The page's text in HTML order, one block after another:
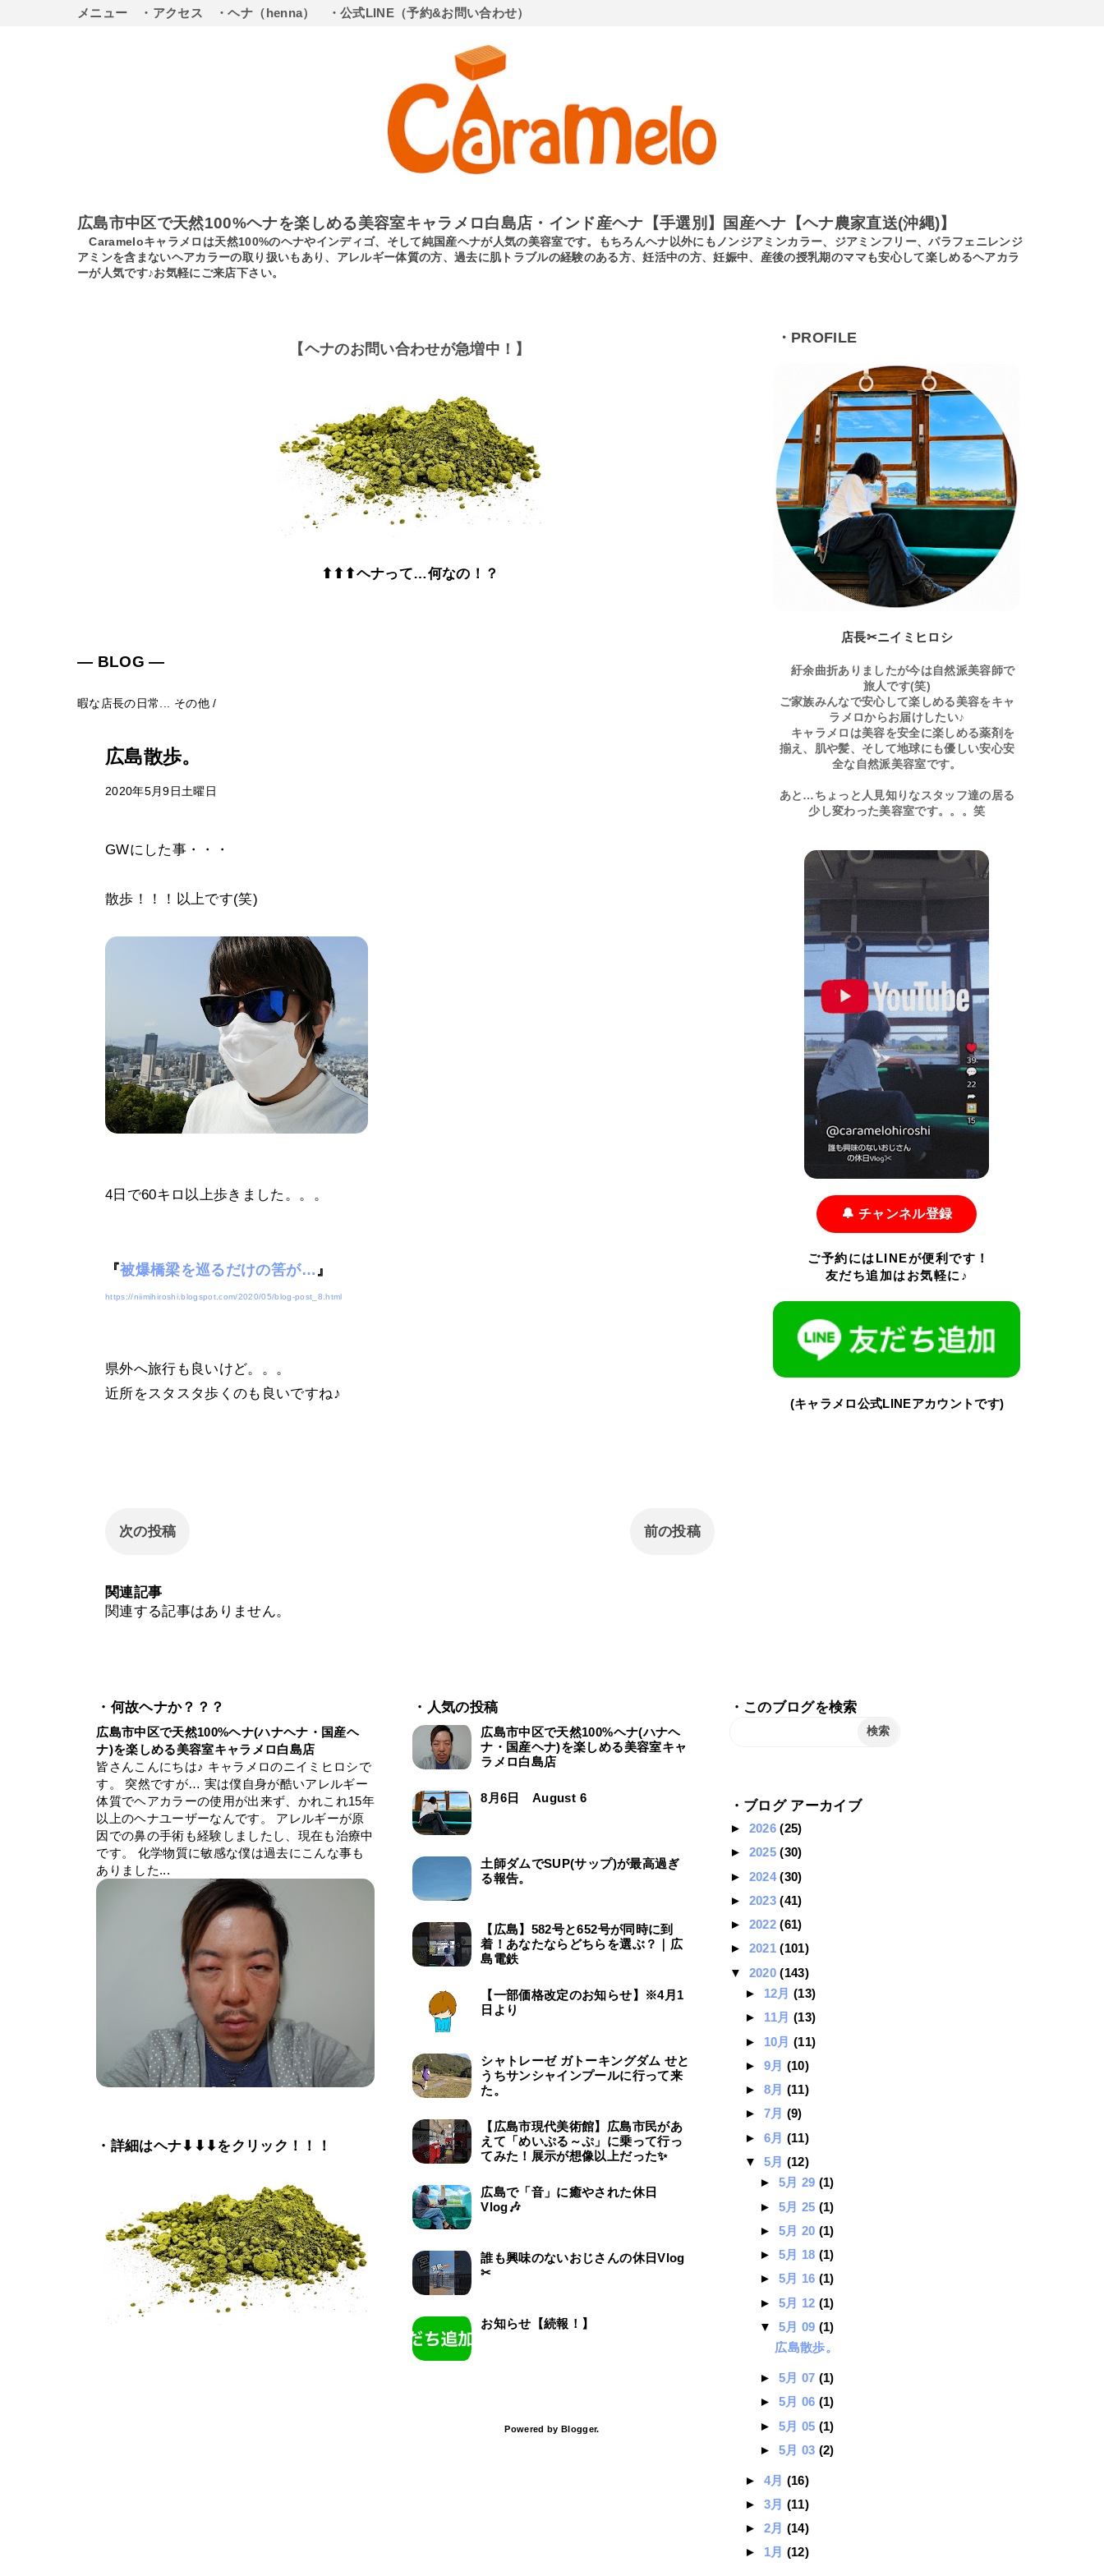
メニュー ・アクセス ・ヘナ（henna） ・公式LINE（予約&お問い合わせ）
広島市中区で天然100%ヘナを楽しめる美容室キャラメロ白島店・インド産ヘナ【手選別】国産ヘナ【ヘナ農家直送(沖縄)】
Carameloキャラメロは天然100%のヘナやインディゴ、そして純国産ヘナが人気の美容室です。もちろんヘナ以外にもノンジアミンカラー、ジアミンフリー、パラフェニレンジ
アミンを含まないヘアカラーの取り扱いもあり、アレルギー体質の方、過去に肌トラブルの経験のある方、妊活中の方、妊娠中、産後の授乳期のママも安心して楽しめるヘアカラ
ーが人気です♪お気軽にご来店下さい。
【ヘナのお問い合わせが急増中！】
⬆⬆⬆ヘナって…何なの！？
― BLOG ―
暇な店長の日常... その他/
広島散歩。
2020年5月9日土曜日
GWにした事・・・
散歩！！！以上です(笑)
4日で60キロ以上歩きました。。。
『被爆橋梁を巡るだけの筈が… 』
https://niimihiroshi.blogspot.com/2020/05/blog-post_8.html
県外へ旅行も良いけど。。。
近所をスタスタ歩くのも良いですね♪
次の投稿 前の投稿
関連記事
関連する記事はありません。
・PROFILE
店長✂ニイミヒロシ
紆余曲折ありましたが今は自然派美容師で
旅人です(笑)
ご家族みんなで安心して楽しめる美容をキャ
ラメロからお届けしたい♪
キャラメロは美容を安全に楽しめる薬剤を
揃え、肌や髪、そして地球にも優しい安心安
全な自然派美容室です。
あと…ちょっと人見知りなスタッフ達の居る
少し変わった美容室です。。。笑
🔔 チャンネル登録
ご予約にはLINEが便利です！
友だち追加はお気軽に♪
(キャラメロ公式LINEアカウントです)
・何故ヘナか？？？
広島市中区で天然100%ヘナ(ハナヘナ・国産ヘ
ナ)を楽しめる美容室キャラメロ白島店
皆さんこんにちは♪ キャラメロのニイミヒロシで
す。 突然ですが… 実は僕自身が酷いアレルギー
体質でヘアカラーの使用が出来ず、かれこれ15年
以上のヘナユーザーなんです。 アレルギーが原
因での鼻の手術も経験しましたし、現在も治療中
です。 化学物質に敏感な僕は過去にこんな事も
ありました...
・詳細はヘナ⬇⬇⬇をクリック！！！
・人気の投稿
広島市中区で天然100%ヘナ(ハナヘ
ナ・国産ヘナ)を楽しめる美容室キャ
ラメロ白島店
8月6日 August 6
土師ダムでSUP(サップ)が最高過ぎ
る報告。
【広島】582号と652号が同時に到
着！あなたならどちらを選ぶ？｜広
島電鉄
【一部価格改定のお知らせ】※4月1
日より
シャトレーゼ ガトーキングダム せと
うちサンシャインプールに行って来
た。
【広島市現代美術館】広島市民があ
えて「めいぷる～ぷ」に乗って行っ
てみた！展示が想像以上だった✨
広島で「音」に癒やされた休日
Vlog🎶
誰も興味のないおじさんの休日Vlog
✂
お知らせ【続報！】
Powered by Blogger.
・このブログを検索
・ブログ アーカイブ
► 2026(25)
► 2025(30)
► 2024(30)
► 2023(41)
► 2022(61)
► 2021(101)
▼ 2020(143)
► 12月(13)
► 11月(13)
► 10月(11)
► 9月 (10)
► 8月 (11)
► 7月 (9)
► 6月 (11)
▼ 5月 (12)
► 5月 29 (1)
► 5月 25 (1)
► 5月 20 (1)
► 5月 18 (1)
► 5月 16 (1)
► 5月 12 (1)
▼ 5月 09 (1)
広島散歩。
► 5月 07 (1)
► 5月 06 (1)
► 5月 05 (1)
► 5月 03 (2)
► 4月 (16)
► 3月 (11)
► 2月 (14)
► 1月 (12)